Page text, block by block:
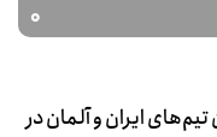
0
بین تیم‌های ایران و آلمان در